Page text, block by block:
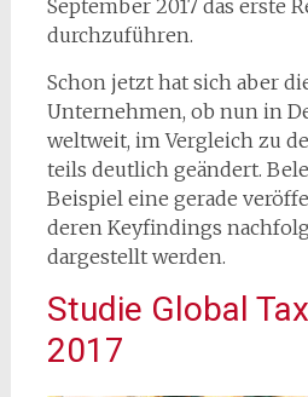
September 2017 das erste
durchzuführen.
Schon jetzt hat sich aber
Unternehmen, ob nun in
weltweit, im Vergleich zu
teils deutlich geändert.
Beispiel eine gerade
deren Keyfindings
dargestellt werden.
Studie Global
2017